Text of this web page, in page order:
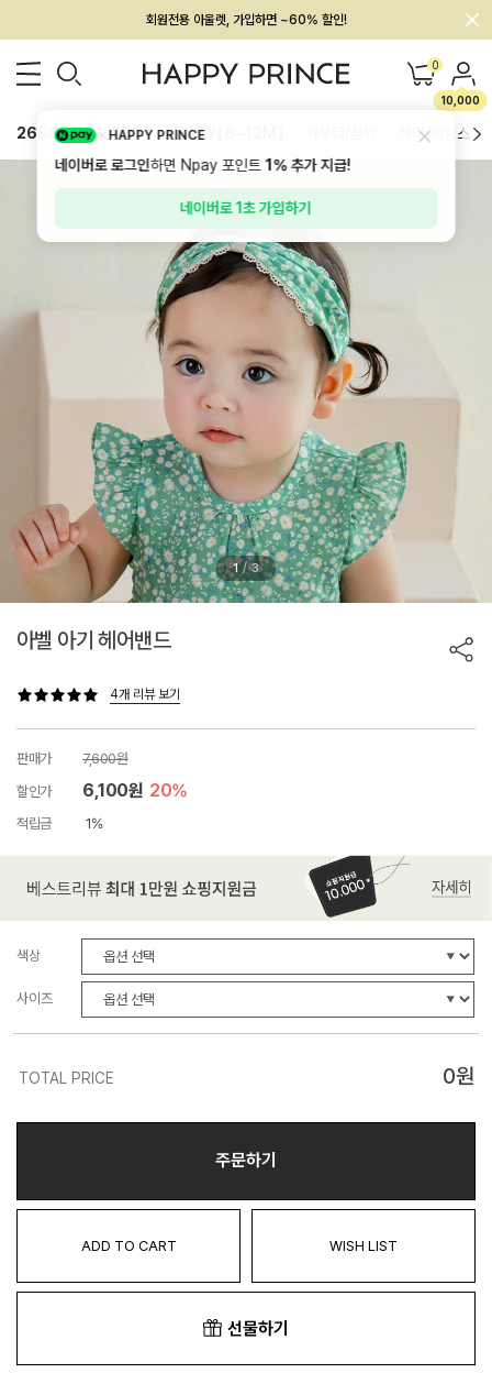
회원전용 아울렛, 가입하면 ~60% 할인!
멤버십 최대 28,000원 혜택 0
10,000
26SS 신상 BEST BABY[6~12M] 하의/레깅스
1 / 3
아벨 아기 헤어밴드
4개 리뷰 보기
판매가
7,600원
할인가
6,100원 20%
적립금 1%
색상
사이즈
TOTAL PRICE 0원
주문하기
ADD TO CART WISH LIST
선물하기
HAPPY PRINCE
네이버로 로그인하면 Npay 포인트1%추가 지급!
네이버로 1초 가입하기